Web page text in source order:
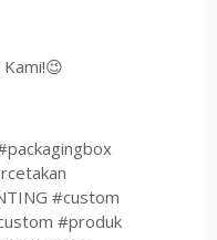
#custom
#produk